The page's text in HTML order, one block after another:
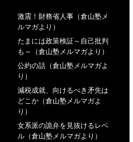
激震！財務省人事（倉山塾メ
ルマガより）
たまには政策検証～自己批判
も～（倉山塾メルマガより）
公約の話（倉山塾メルマガよ
り）
減税成就、向けるべき矛先は
どこか（倉山塾メルマガよ
り）
女系派の詭弁を見抜けるレベ
ル（倉山塾メルマガより）